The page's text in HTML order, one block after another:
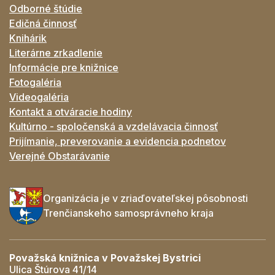
Odborné štúdie
Edičná činnosť
Knihárik
Literárne zrkadlenie
Informácie pre knižnice
Fotogaléria
Videogaléria
Kontakt a otváracie hodiny
Kultúrno - spoločenská a vzdelávacia činnosť
Prijímanie, preverovanie a evidencia podnetov
Verejné Obstarávanie
Organizácia je v zriaďovateľskej pôsobnosti
Trenčianskeho samosprávneho kraja
Považská knižnica v Považskej Bystrici
Ulica Štúrova 41/14